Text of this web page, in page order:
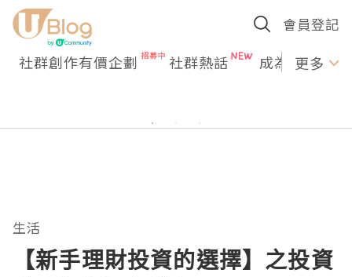
會員登記
社群創作有價企劃 社群熱話 成為U更多
生活
【新手理財投資的選擇】之投資